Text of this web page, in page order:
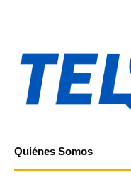
Quiénes Somos